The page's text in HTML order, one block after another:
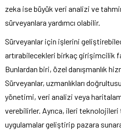
zeka ise büyük veri analizi ve
sürveyanlara yardımcı olabilir.
Sürveyanlar için işlerini
artırabilecekleri birkaç girişimcilik
Bunlardan biri, özel danışmanlık
Sürveyanlar, uzmanlıkları
yönetimi, veri analizi veya
verebilirler. Ayrıca, ileri
uygulamalar geliştirip pazara